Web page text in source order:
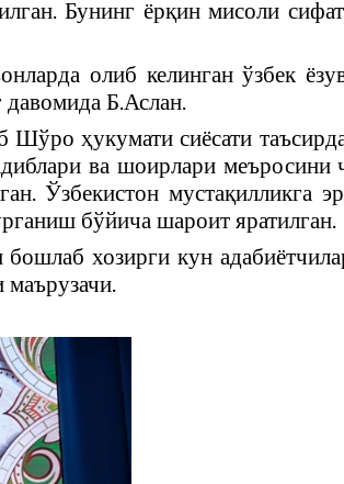
Бунинг ёрқин мисоли
олиб келинган ўзбек
давомида Б.Аслан.
Шўро ҳукумати сиёсати
ва шоирлари
Ўзбекистон мустақилликга
бўйича шароит яратилган.
хозирги кун
маърузачи.